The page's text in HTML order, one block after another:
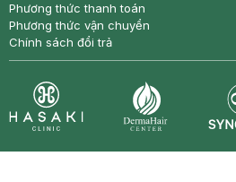
Phương thức thanh toán
Phương thức vận chuyển
Chính sách đổi trả